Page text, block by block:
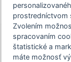
Toggle
navigation
prostredníctvom
Zvolením
spracovaním
štatistické a
máte možnosť